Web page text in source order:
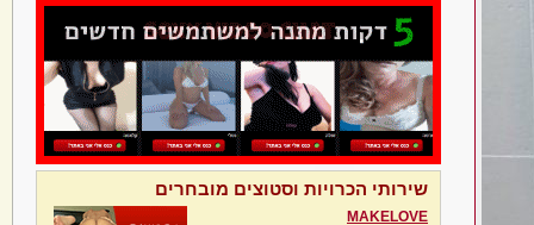
שירותי הכרויות וסטוצים מובחרים
MAKELOVE